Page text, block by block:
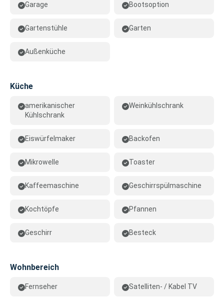
Garage Bootsoption
Gartenstühle Garten
Außenküche
Küche
amerikanischer
Kühlschrank
Weinkühlschrank
Eiswürfelmaker Backofen
Mikrowelle Toaster
Kaffeemaschine Geschirrspülmaschine
Kochtöpfe Pfannen
Geschirr Besteck
Wohnbereich
Fernseher Satelliten- / Kabel TV